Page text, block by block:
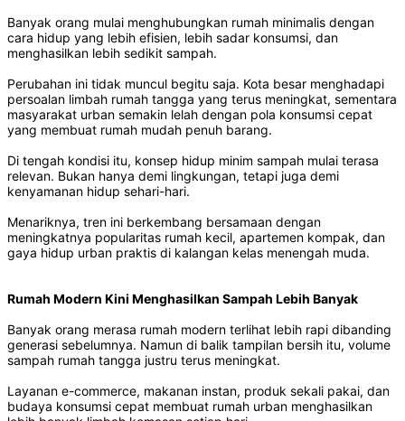
Banyak orang mulai menghubungkan rumah minimalis dengan
cara hidup yang lebih efisien, lebih sadar konsumsi, dan
menghasilkan lebih sedikit sampah.
Perubahan ini tidak muncul begitu saja. Kota besar menghadapi
persoalan limbah rumah tangga yang terus meningkat, sementara
masyarakat urban semakin lelah dengan pola konsumsi cepat
yang membuat rumah mudah penuh barang.
Di tengah kondisi itu, konsep hidup minim sampah mulai terasa
relevan. Bukan hanya demi lingkungan, tetapi juga demi
kenyamanan hidup sehari-hari.
Menariknya, tren ini berkembang bersamaan dengan
meningkatnya popularitas rumah kecil, apartemen kompak, dan
gaya hidup urban praktis di kalangan kelas menengah muda.
Rumah Modern Kini Menghasilkan Sampah Lebih Banyak
Banyak orang merasa rumah modern terlihat lebih rapi dibanding
generasi sebelumnya. Namun di balik tampilan bersih itu, volume
sampah rumah tangga justru terus meningkat.
Layanan e-commerce, makanan instan, produk sekali pakai, dan
budaya konsumsi cepat membuat rumah urban menghasilkan